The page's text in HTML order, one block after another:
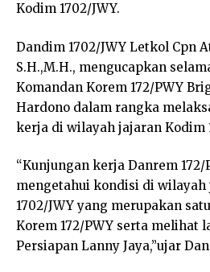
Kodim 1702/JWY.
Dandim 1702/JWY Letkol Cpn
S.H.,M.H., mengucapkan
Komandan Korem 172/PWY
Hardono dalam rangka
kerja di wilayah jajaran Kodim
“Kunjungan kerja Danrem
mengetahui kondisi di wilayah
1702/JWY yang merupakan
Korem 172/PWY serta melihat
Persiapan Lanny Jaya,”ujar